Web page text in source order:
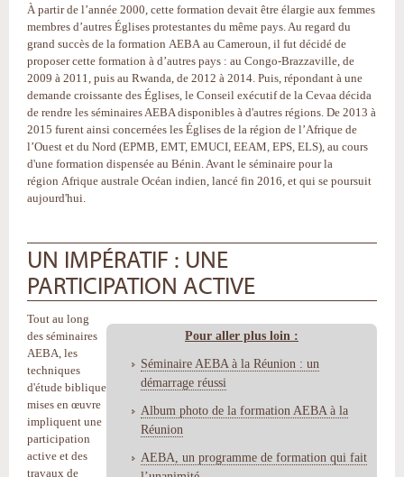
À partir de l’année 2000, cette formation devait être élargie aux femmes
membres d’autres Églises protestantes du même pays. Au regard du
grand succès de la formation AEBA au Cameroun, il fut décidé de
proposer cette formation à d’autres pays : au Congo-Brazzaville, de
2009 à 2011, puis au Rwanda, de 2012 à 2014. Puis, répondant à une
demande croissante des Églises, le Conseil exécutif de la Cevaa décida
de rendre les séminaires AEBA disponibles à d'autres régions. De 2013 à
2015 furent ainsi concernées les Églises de la région de l’Afrique de
l’Ouest et du Nord (EPMB, EMT, EMUCI, EEAM, EPS, ELS), au cours
d'une formation dispensée au Bénin. Avant le séminaire pour la
région Afrique australe Océan indien, lancé fin 2016, et qui se poursuit
aujourd'hui.
UN IMPÉRATIF : UNE
PARTICIPATION ACTIVE
Pour aller plus loin :
Séminaire AEBA à la Réunion : un
démarrage réussi
Album photo de la formation AEBA à la
Réunion
AEBA, un programme de formation qui fait
Tout au long
des séminaires
AEBA, les
techniques
d'étude biblique
mises en œuvre
impliquent une
participation
active et des
travaux de